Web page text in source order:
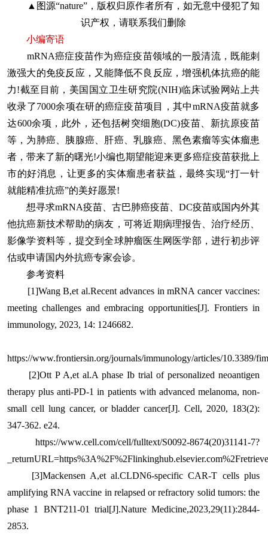
▲图源“nature”，版权归原作者所有，如无意中侵犯了知
识产权，请联系我们删除
小编寄语
mRNA癌症疫苗作为癌症疫苗领域的一股清流，既能刺
激强大的免疫反应，又能降低不良反应，增强机体抗癌的能
力!截至目前，美国国立卫生研究院(NIH)临床试验网站上共
收录了7000余项在研的癌症疫苗项目，其中mRNA疫苗就多
达600余项，此外，还包括树突细胞(DC)疫苗、新抗原疫苗
等，为肺癌、胰腺癌、肝癌、乳腺癌、黑色素瘤等实体瘤患
者，带来了新的曙光!小编也期望能迎来更多癌症疫苗获批上
市的好消息，让更多的实体瘤患者获益，最终实现“打一针
就能精准抗癌”的美好愿景!
想寻求mRNA疫苗、古巴肺癌疫苗、DC疫苗或国内外其
他抗癌新技术帮助的病友，可将近期病理报告、治疗经历、
影像学资料等，提交到全球肿瘤医生网医学部，进行初步评
估或申请国内外抗癌专家会诊。
参考资料
[1]Wang B,et al.Recent advances in mRNA cancer vaccines:
meeting challenges and embracing opportunities[J]. Frontiers in
immunology, 2023, 14: 1246682.
https://www.frontiersin.org/journals/immunology/articles/10.3389/
[2]Ott P A,et al.A phase Ib trial of personalized neoantigen
therapy plus anti-PD-1 in patients with advanced melanoma, non-
small cell lung cancer, or bladder cancer[J]. Cell, 2020, 183(2):
347-362. e24.
https://www.cell.com/cell/fulltext/S0092-8674(20)31141-7?
[3]Mackensen A,et al.CLDN6-specific CAR-T cells plus
amplifying RNA vaccine in relapsed or refractory solid tumors: the
phase 1 BNT211-01 trial[J].Nature Medicine,2023,29(11):2844-
2853.